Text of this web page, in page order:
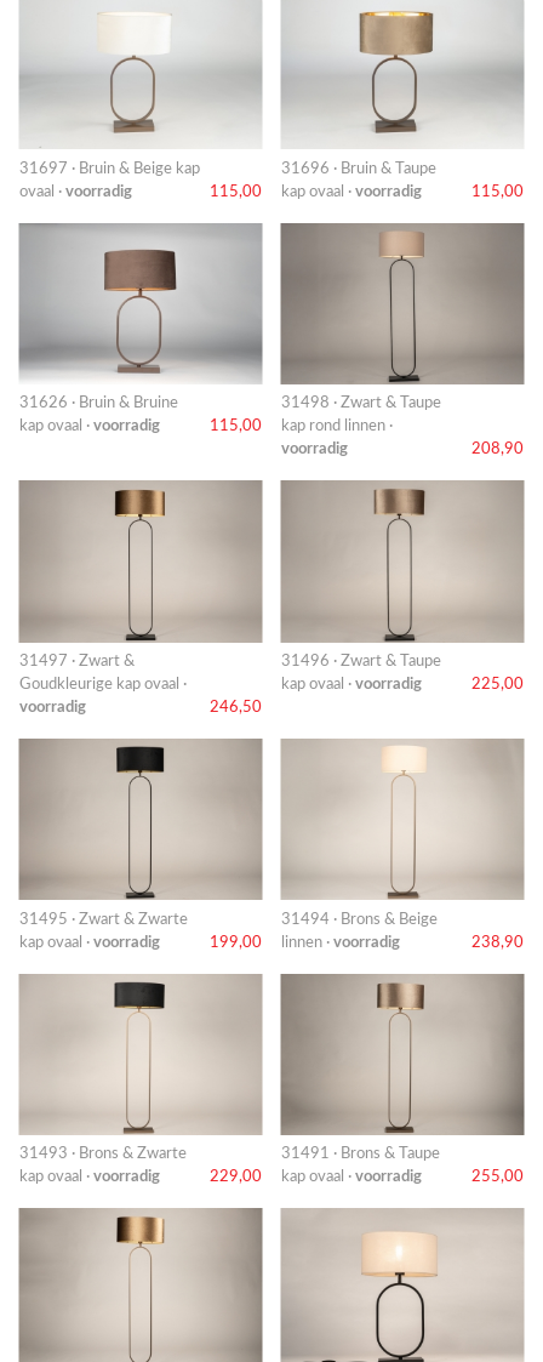
31697 · Bruin & Beige kap
ovaal · voorradig 115,00
31696 · Bruin & Taupe
kap ovaal · voorradig 115,00
31626 · Bruin & Bruine
kap ovaal · voorradig 115,00
31498 · Zwart & Taupe
kap rond linnen ·
voorradig
208,90
31497 · Zwart &
Goudkleurige kap ovaal ·
voorradig
246,50
31496 · Zwart & Taupe
kap ovaal · voorradig 225,00
31495 · Zwart & Zwarte
kap ovaal · voorradig 199,00
31494 · Brons & Beige
linnen · voorradig 238,90
31493 · Brons & Zwarte
kap ovaal · voorradig 229,00
31491 · Brons & Taupe
kap ovaal · voorradig 255,00